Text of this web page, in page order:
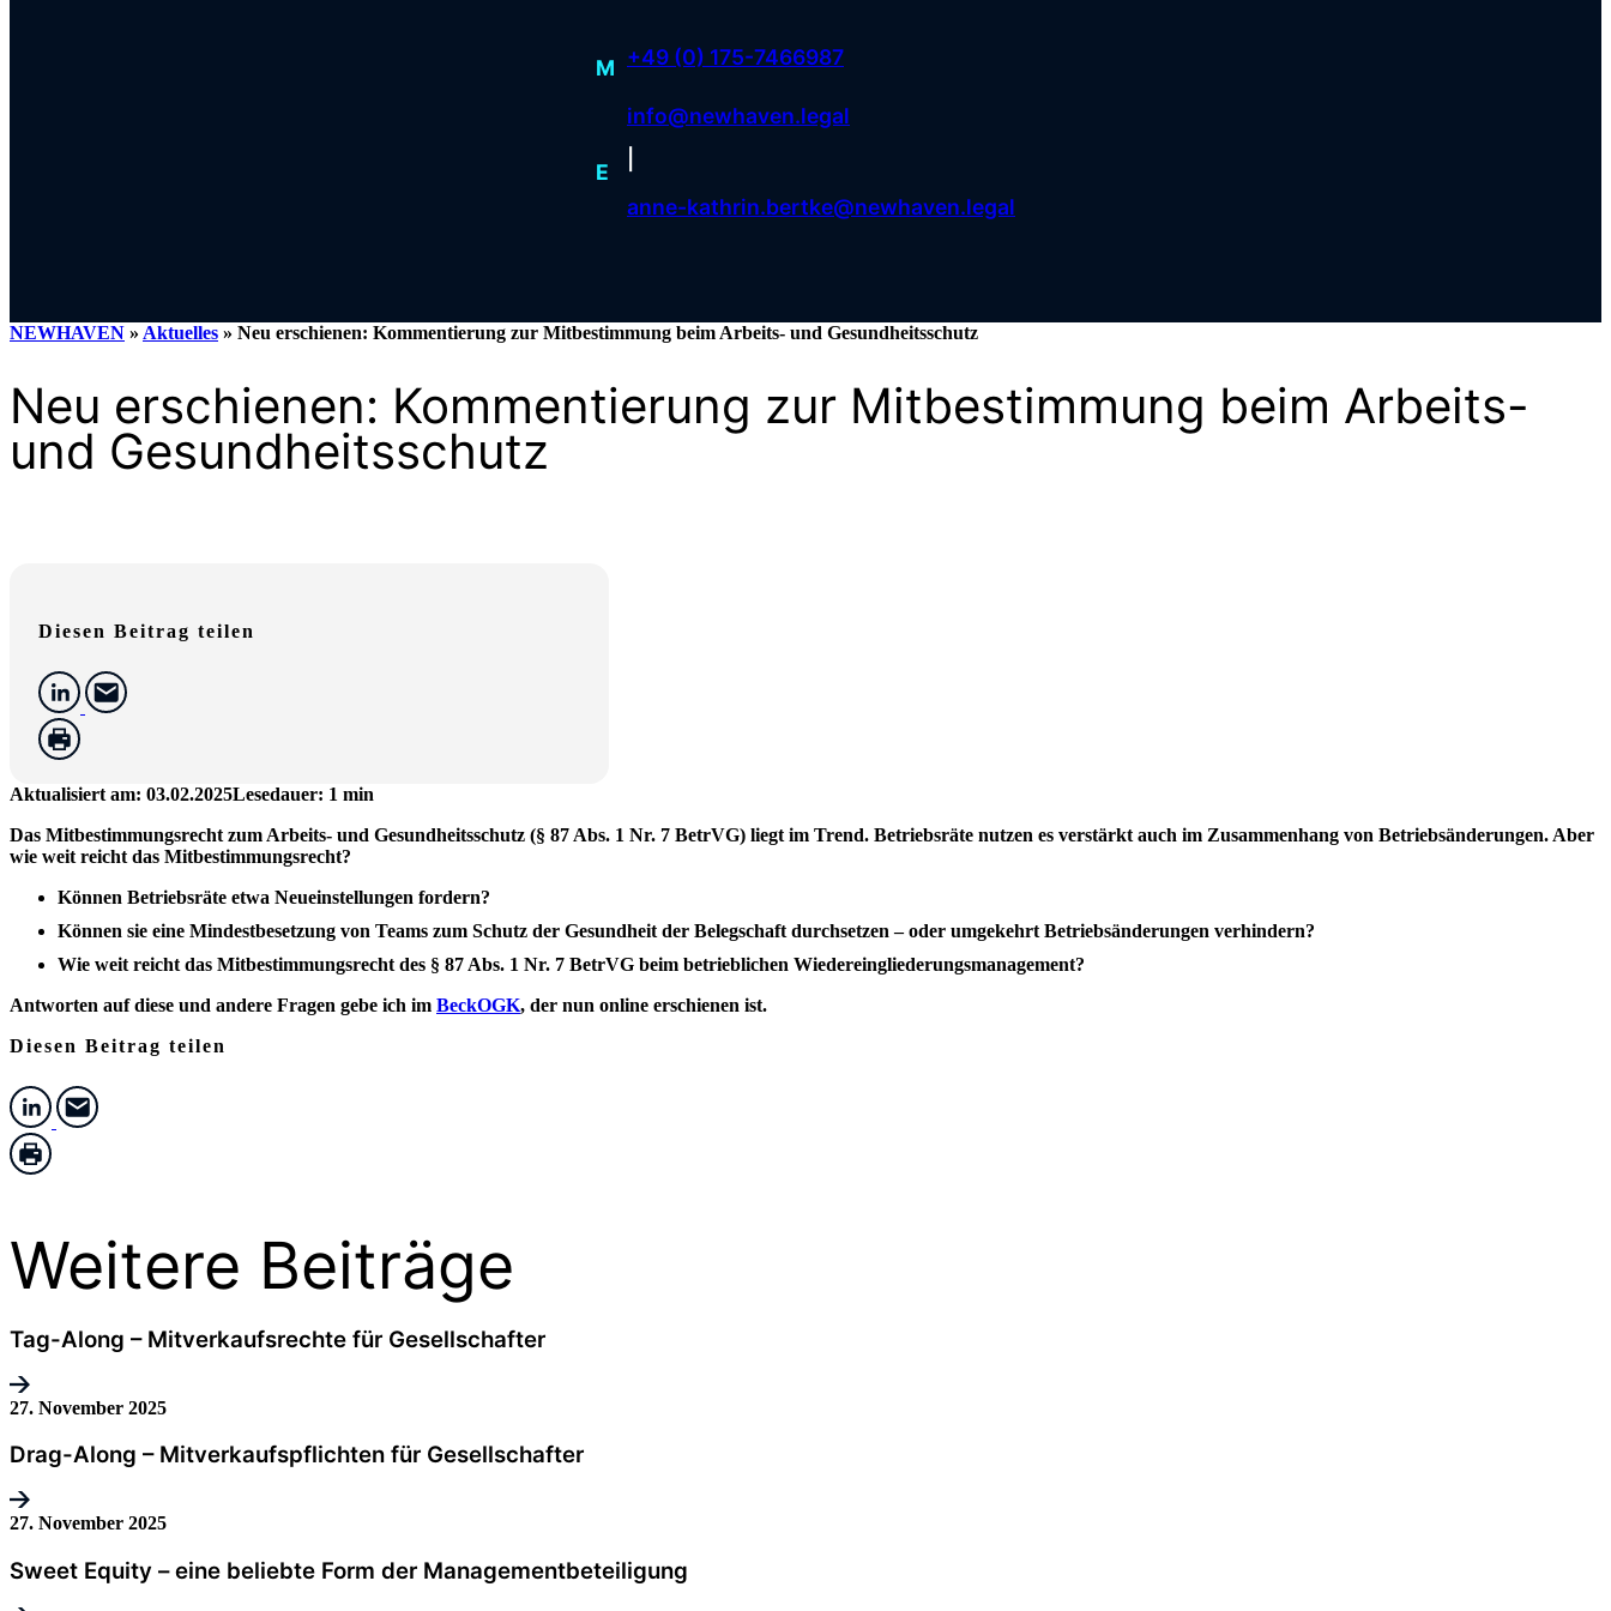
M +49 (0) 175-7466987
E
info@newhaven.legal
anne-kathrin.bertke@newhaven.legal
NEWHAVEN » Aktuelles » Neu erschienen: Kommentierung zur Mitbestimmung beim Arbeits- und Gesundheitsschutz
Neu erschienen: Kommentierung zur Mitbestimmung beim Arbeits-
und Gesundheitsschutz
Diesen Beitrag teilen
Aktualisiert am: 03.02.2025Lesedauer: 1 min
Das Mitbestimmungsrecht zum Arbeits- und Gesundheitsschutz (§ 87 Abs. 1 Nr. 7 BetrVG) liegt im Trend. Betriebsräte nutzen es verstärkt auch im Zusammenhang von Betriebsänderungen. Aber
wie weit reicht das Mitbestimmungsrecht?
Können Betriebsräte etwa Neueinstellungen fordern?
Können sie eine Mindestbesetzung von Teams zum Schutz der Gesundheit der Belegschaft durchsetzen – oder umgekehrt Betriebsänderungen verhindern?
Wie weit reicht das Mitbestimmungsrecht des § 87 Abs. 1 Nr. 7 BetrVG beim betrieblichen Wiedereingliederungsmanagement?
Antworten auf diese und andere Fragen gebe ich im BeckOGK, der nun online erschienen ist.
Diesen Beitrag teilen
Weitere Beiträge
Tag-Along – Mitverkaufsrechte für Gesellschafter
27. November 2025
Drag-Along – Mitverkaufspflichten für Gesellschafter
27. November 2025
Sweet Equity – eine beliebte Form der Managementbeteiligung